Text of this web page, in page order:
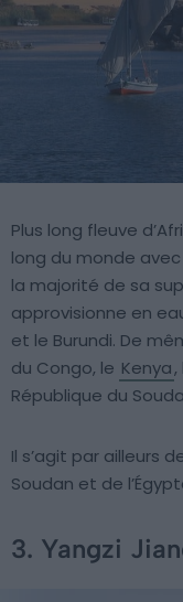
Plus long fleuve
long du monde
la majorité de sa
approvisionne en
et le Burundi. De
du Congo, le Kenya
République du
Il s’agit par ailleurs
Soudan et de
3. Yangzi